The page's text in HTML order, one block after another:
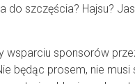
do szczęścia? Hajsu?
sponsorów
będąc prosem, nie musi